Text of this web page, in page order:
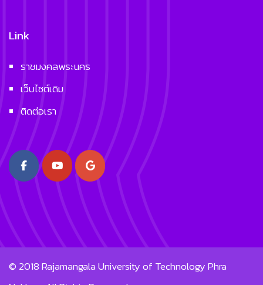
Link
ราชมงคลพระนคร
เว็บไซต์เดิม
ติดต่อเรา
© 2018Rajamangala University of Technology Phra